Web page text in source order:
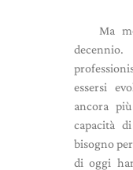
Ma
essersi
ancora
capacità
bisogno
di oggi